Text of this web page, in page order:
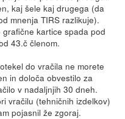
kaj šele kaj drugega (da
mnenja TIRS razlikuje).
kartice spada pod
43.č členom.
do vračila ne morete
in določa obvestilo za
v nadaljnjih 30 dneh.
vračilu (tehničnih izdelkov)
pojasnil že zgoraj.